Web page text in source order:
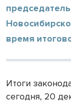
время
Итоги
сегодня, 20